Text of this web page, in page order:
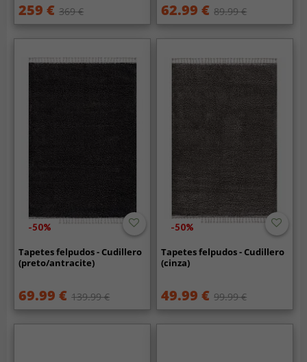
259 € 369 € 62.99 € 89.99 €
-50%
Tapetes felpudos - Cudillero
(preto/antracite)
69.99 € 139.99 €
-50%
Tapetes felpudos - Cudillero
(cinza)
49.99 € 99.99 €